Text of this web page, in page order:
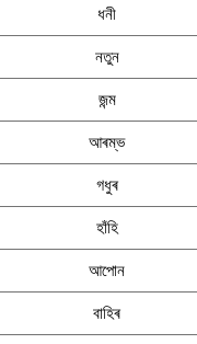
ধনী
নতুন
জন্ম
আৰম্ভ
গধুৰ
হাঁহি
আপোন
বাহিৰ